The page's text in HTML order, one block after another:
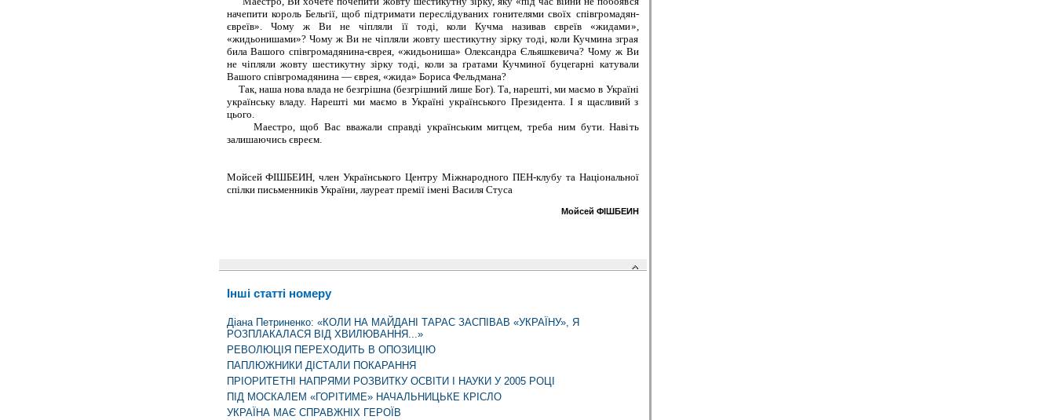
начепити король Бельгії, щоб підтримати переслідуваних гонителями своїх співгромадян-
євреїв». Чому ж Ви не чіпляли її тоді, коли Кучма називав євреїв «жидами»,
«жидьонишами»? Чому ж Ви не чіпляли жовту шестикутну зірку тоді, коли Кучмина зграя
била Вашого співгромадянина-єврея, «жидьониша» Олександра Єльяшкевича? Чому ж Ви
не чіпляли жовту шестикутну зірку тоді, коли за ґратами Кучминої буцегарні катували
Вашого співгромадянина — єврея, «жида» Бориса Фельдмана?
Так, наша нова влада не безгрішна (безгрішний лише Бог). Та, нарешті, ми маємо в Україні
українську владу. Нарешті ми маємо в Україні українського Президента. І я щасливий з
цього.
Маестро, щоб Вас вважали справді українським митцем, треба ним бути. Навіть
залишаючись євреєм.
Мойсей ФІШБЕИН, член Українського Центру Міжнародного ПЕН-клубу та Національної
спілки письменників України, лауреат премії імені Василя Стуса
Мойсей ФІШБЕИН
Інші статті номеру
Діана Петриненко: «КОЛИ НА МАЙДАНІ ТАРАС ЗАСПІВАВ «УКРАЇНУ», Я
РОЗПЛАКАЛАСЯ ВІД ХВИЛЮВАННЯ...»
РЕВОЛЮЦІЯ ПЕРЕХОДИТЬ В ОПОЗИЦІЮ
ПАПЛЮЖНИКИ ДІСТАЛИ ПОКАРАННЯ
ПРІОРИТЕТНІ НАПРЯМИ РОЗВИТКУ ОСВІТИ І НАУКИ У 2005 РОЦІ
ПІД МОСКАЛЕМ «ГОРІТИМЕ» НАЧАЛЬНИЦЬКЕ КРІСЛО
УКРАЇНА МАЄ СПРАВЖНІХ ГЕРОЇВ